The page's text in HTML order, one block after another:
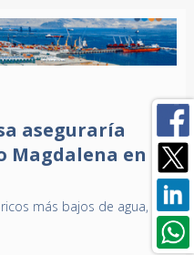
aseguraría
Magdalena en
más bajos de agua,